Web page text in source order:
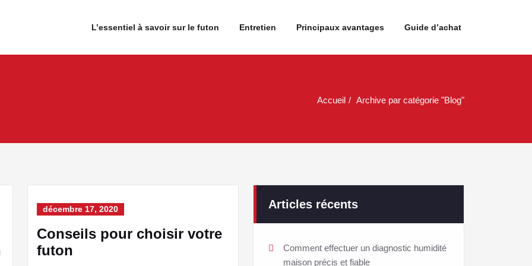
L’essentiel à savoir sur le futon Entretien Principaux avantages Guide d’achat
Accueil Archive par catégorie "Blog"
décembre 17, 2020
Conseils pour choisir votre
futon
Articles récents
Comment effectuer un diagnostic humidité
maison précis et fiable